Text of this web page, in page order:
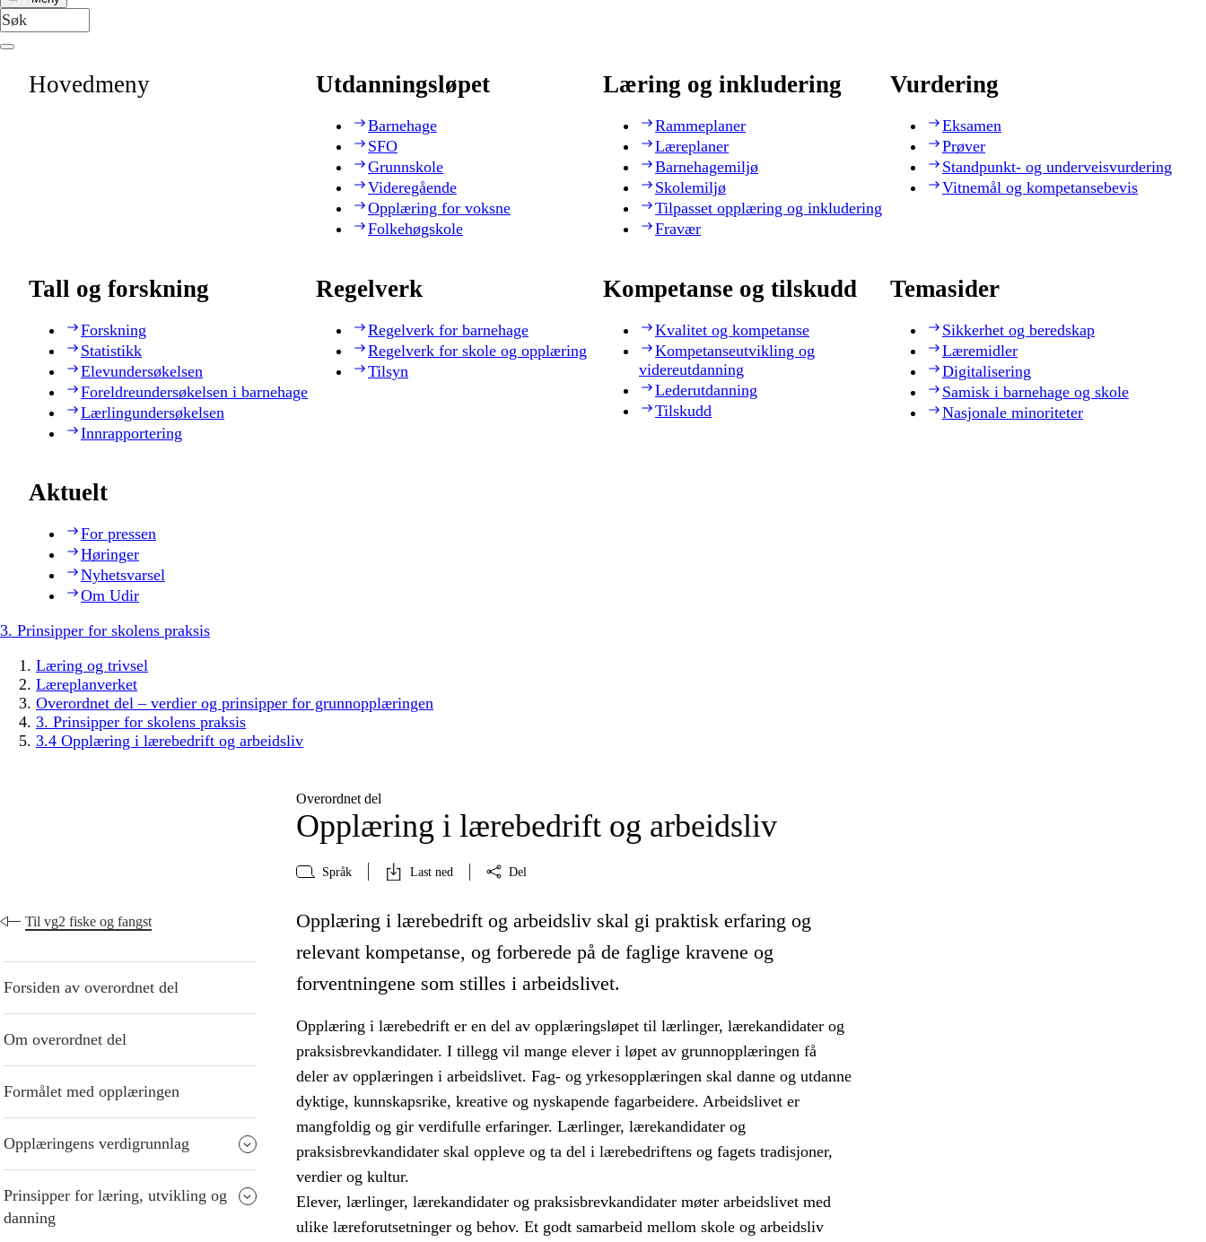
Hovedmeny Utdanningsløpet
Barnehage
SFO
Grunnskole
Videregående
Opplæring for voksne
Folkehøgskole
Læring og inkludering
Rammeplaner
Læreplaner
Barnehagemiljø
Skolemiljø
Tilpasset opplæring og inkludering
Fravær
Vurdering
Eksamen
Prøver
Standpunkt- og underveisvurdering
Vitnemål og kompetansebevis
Tall og forskning
Forskning
Statistikk
Elevundersøkelsen
Foreldreundersøkelsen i barnehage
Lærlingundersøkelsen
Innrapportering
Regelverk
Regelverk for barnehage
Regelverk for skole og opplæring
Tilsyn
Kompetanse og tilskudd
Kvalitet og kompetanse
Kompetanseutvikling og
videreutdanning
Lederutdanning
Tilskudd
Temasider
Sikkerhet og beredskap
Læremidler
Digitalisering
Samisk i barnehage og skole
Nasjonale minoriteter
Aktuelt
For pressen
Høringer
Nyhetsvarsel
Om Udir
3. Prinsipper for skolens praksis
Læring og trivsel
Læreplanverket
Overordnet del – verdier og prinsipper for grunnopplæringen
3. Prinsipper for skolens praksis
3.4 Opplæring i lærebedrift og arbeidsliv
Overordnet del
Opplæring i lærebedrift og arbeidsliv
Språk Last ned Del
Til vg2 fiske og fangst
Forsiden av overordnet del
Om overordnet del
Formålet med opplæringen
Opplæringens verdigrunnlag
Prinsipper for læring, utvikling og
danning
Opplæring i lærebedrift og arbeidsliv skal gi praktisk erfaring og
relevant kompetanse, og forberede på de faglige kravene og
forventningene som stilles i arbeidslivet.
Opplæring i lærebedrift er en del av opplæringsløpet til lærlinger, lærekandidater og
praksisbrevkandidater. I tillegg vil mange elever i løpet av grunnopplæringen få
deler av opplæringen i arbeidslivet. Fag- og yrkesopplæringen skal danne og utdanne
dyktige, kunnskapsrike, kreative og nyskapende fagarbeidere. Arbeidslivet er
mangfoldig og gir verdifulle erfaringer. Lærlinger, lærekandidater og
praksisbrevkandidater skal oppleve og ta del i lærebedriftens og fagets tradisjoner,
verdier og kultur.
Elever, lærlinger, lærekandidater og praksisbrevkandidater møter arbeidslivet med
ulike læreforutsetninger og behov. Et godt samarbeid mellom skole og arbeidsliv